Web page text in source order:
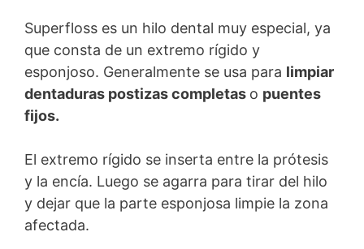
Superfloss es un hilo dental muy especial, ya
que consta de un extremo rígido y
esponjoso. Generalmente se usa para limpiar
dentaduras postizas completas o puentes
fijos.
El extremo rígido se inserta entre la prótesis
y la encía. Luego se agarra para tirar del hilo
y dejar que la parte esponjosa limpie la zona
afectada.